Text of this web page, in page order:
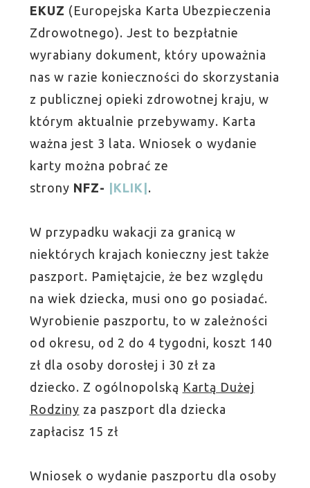
EKUZ (Europejska Karta Ubezpieczenia
Zdrowotnego). Jest to bezpłatnie
wyrabiany dokument, który upoważnia
nas w razie konieczności do skorzystania
z publicznej opieki zdrowotnej kraju, w
którym aktualnie przebywamy. Karta
ważna jest 3 lata. Wniosek o wydanie
karty można pobrać ze
strony NFZ- |KLIK|.
W przypadku wakacji za granicą w
niektórych krajach konieczny jest także
paszport. Pamiętajcie, że bez względu
na wiek dziecka, musi ono go posiadać.
Wyrobienie paszportu, to w zależności
od okresu, od 2 do 4 tygodni, koszt 140
zł dla osoby dorosłej i 30 zł za
dziecko. Z ogólnopolską Kartą Dużej
Rodziny za paszport dla dziecka
zapłacisz 15 zł
Wniosek o wydanie paszportu dla osoby